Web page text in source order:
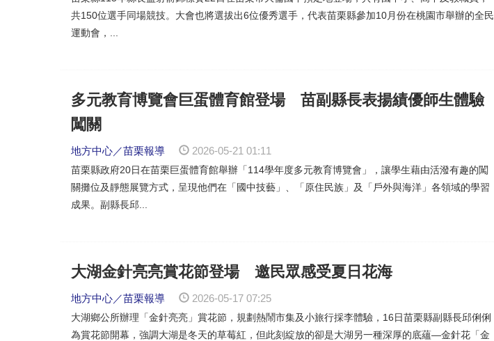
共150位選手同場競技。大會也將選拔出6位優秀選手，代表苗栗縣參加10月份在桃園市舉辦的全民
運動會，...
多元教育博覽會巨蛋體育館登場 苗副縣長表揚績優師生體驗
闖關
地方中心／苗栗報導 2026-05-21 01:11
苗栗縣政府20日在苗栗巨蛋體育館舉辦「114學年度多元教育博覽會」，讓學生藉由活潑有趣的闖
關攤位及靜態展覽方式，呈現他們在「國中技藝」、「原住民族」及「戶外與海洋」各領域的學習
成果。副縣長邱...
大湖金針亮亮賞花節登場 邀民眾感受夏日花海
地方中心／苗栗報導 2026-05-17 07:25
大湖鄉公所辦理「金針亮亮」賞花節，規劃熱鬧市集及小旅行採李體驗，16日苗栗縣副縣長邱俐俐
為賞花節開幕，強調大湖是冬天的草莓紅，但此刻綻放的卻是大湖另一種深厚的底蘊—金針花「金